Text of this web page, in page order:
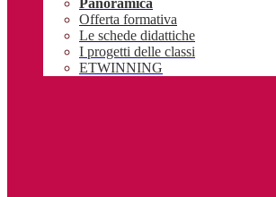
Panoramica
Offerta formativa
Le schede didattiche
I progetti delle classi
ETWINNING